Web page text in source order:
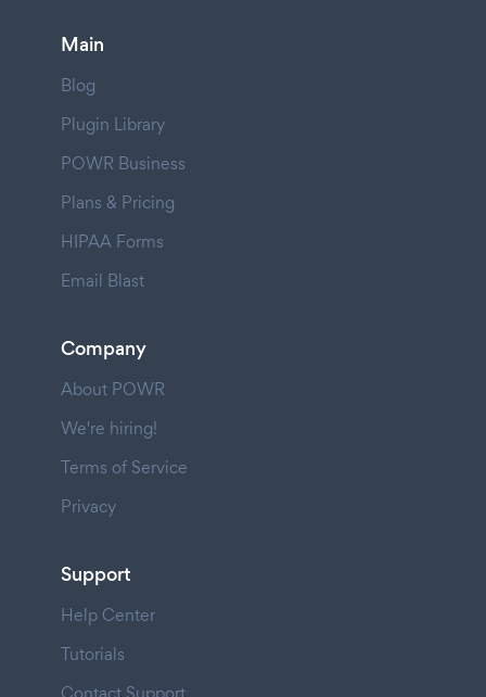
Main
Blog
Plugin Library
POWR Business
Plans & Pricing
HIPAA Forms
Email Blast
Company
About POWR
We're hiring!
Terms of Service
Privacy
Support
Help Center
Tutorials